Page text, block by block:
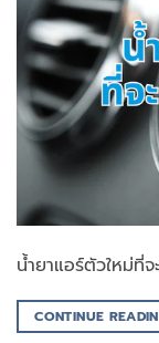
น้ำยาแอร์ตัวให
CONTINUE